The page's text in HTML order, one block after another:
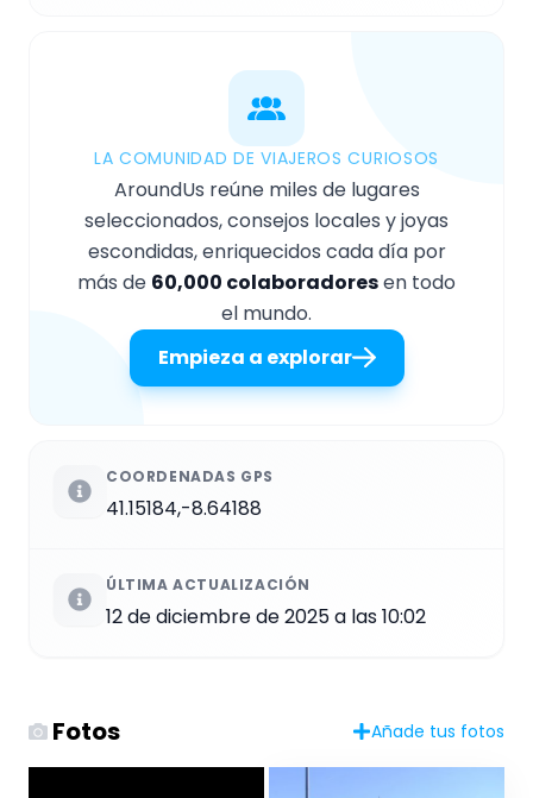
LA COMUNIDAD DE VIAJEROS CURIOSOS
AroundUs reúne miles de lugares
seleccionados, consejos locales y joyas
escondidas, enriquecidos cada día por
más de 60,000 colaboradoresen todo
el mundo.
Empieza a explorar
COORDENADAS GPS
41.15184,-8.64188
ÚLTIMA ACTUALIZACIÓN
12 de diciembre de 2025 a las 10:02
Fotos Añade tus fotos